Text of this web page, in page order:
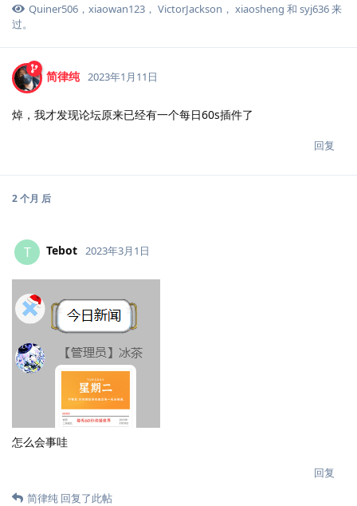
Quiner506 ， xiaowan123 ， VictorJackson ， xiaosheng 和 syj636来
过。
简律纯 2023年1月11日
焯，我才发现论坛原来已经有一个每日60s插件了
回复
2 个月 后
T Tebot 2023年3月1日
怎么会事哇
回复
简律纯 回复了此帖